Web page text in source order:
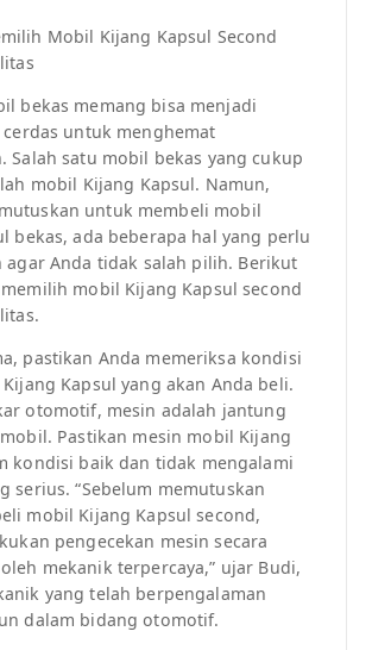
Mobil Kijang Kapsul Second
bekas memang bisa menjadi
untuk menghemat
Salah satu mobil bekas yang cukup
mobil Kijang Kapsul. Namun,
untuk membeli mobil
bekas, ada beberapa hal yang perlu
Anda tidak salah pilih. Berikut
mobil Kijang Kapsul second
pastikan Anda memeriksa kondisi
Kapsul yang akan Anda beli.
otomotif, mesin adalah jantung
Pastikan mesin mobil Kijang
kondisi baik dan tidak mengalami
serius. “Sebelum memutuskan
mobil Kijang Kapsul second,
pengecekan mesin secara
mekanik terpercaya,” ujar Budi,
yang telah berpengalaman
dalam bidang otomotif.